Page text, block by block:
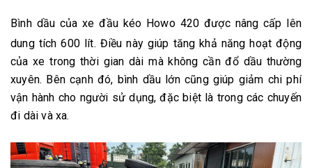
Bìnhdầu của xe đầu kéo Howo 420 được nâng cấp lên
dung tích 600 lít. Điều này giúp tăng khả năng hoạt động
của xe trong thời gian dài mà không cần đổ dầu thường
xuyên. Bên cạnh đó, bình dầu lớn cũng giúp giảm chi phí
vận hành cho người sử dụng, đặc biệt là trong các chuyến
đi dài và xa.